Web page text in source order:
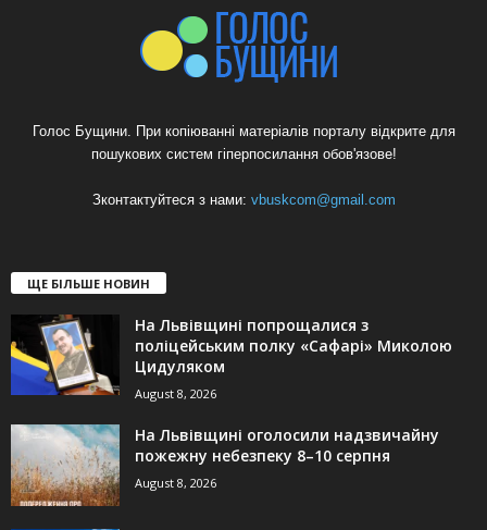
Голос Бущини. При копіюванні матеріалів порталу відкрите для
пошукових систем гіперпосилання обов'язове!
Зконтактуйтеся з нами: vbuskcom@gmail.com
ЩЕ БІЛЬШЕ НОВИН
На Львівщині попрощалися з
поліцейським полку «Сафарі» Миколою
Цидуляком
August 8, 2026
На Львівщині оголосили надзвичайну
пожежну небезпеку 8–10 серпня
August 8, 2026